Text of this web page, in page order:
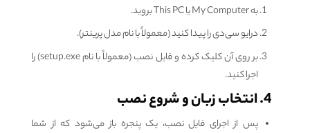
به My Computer یا This PC بروید.
درایو سی‌دی را پیدا کنید (معمولاً با نام مدل پرینتر).
بر روی آن کلیک کرده و فایل نصب (معمولاً با نام setup.exe) را
اجرا کنید.
4. انتخاب زبان و شروع نصب
پس از اجرای فایل نصب، یک پنجره باز می‌شود که از شما